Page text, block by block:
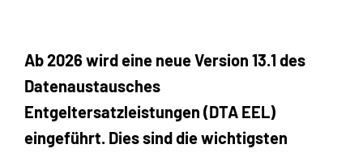
Ab 2026 wird eine neue Version 13.1 des
Datenaustausches
Entgeltersatzleistungen (DTA EEL)
eingeführt. Dies sind die wichtigsten